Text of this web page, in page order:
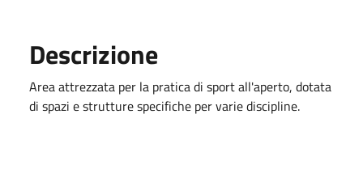
Descrizione
Area attrezzata per la pratica di sport all'aperto, dotata
di spazi e strutture specifiche per varie discipline.